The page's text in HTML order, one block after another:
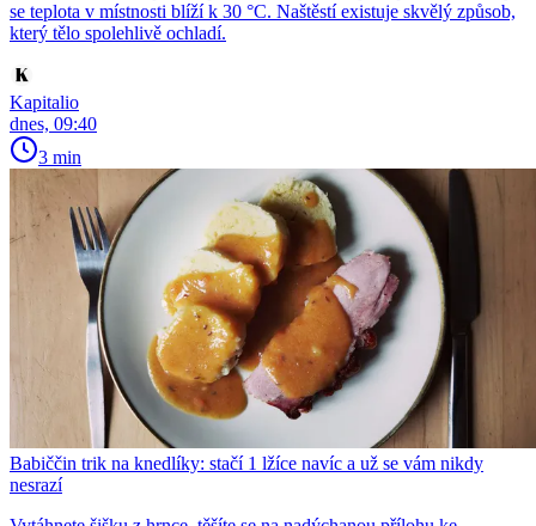
se teplota v místnosti blíží k 30 °C. Naštěstí existuje skvělý způsob,
který tělo spolehlivě ochladí.
Kapitalio
dnes, 09:40
3 min
Babiččin trik na knedlíky: stačí 1 lžíce navíc a už se vám nikdy
nesrazí